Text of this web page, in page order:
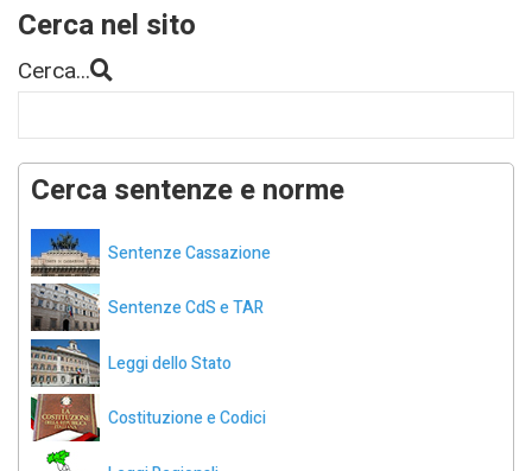
Cerca nel sito
Cerca...
Cerca sentenze e norme
Sentenze Cassazione
Sentenze CdS e TAR
Leggi dello Stato
Costituzione e Codici